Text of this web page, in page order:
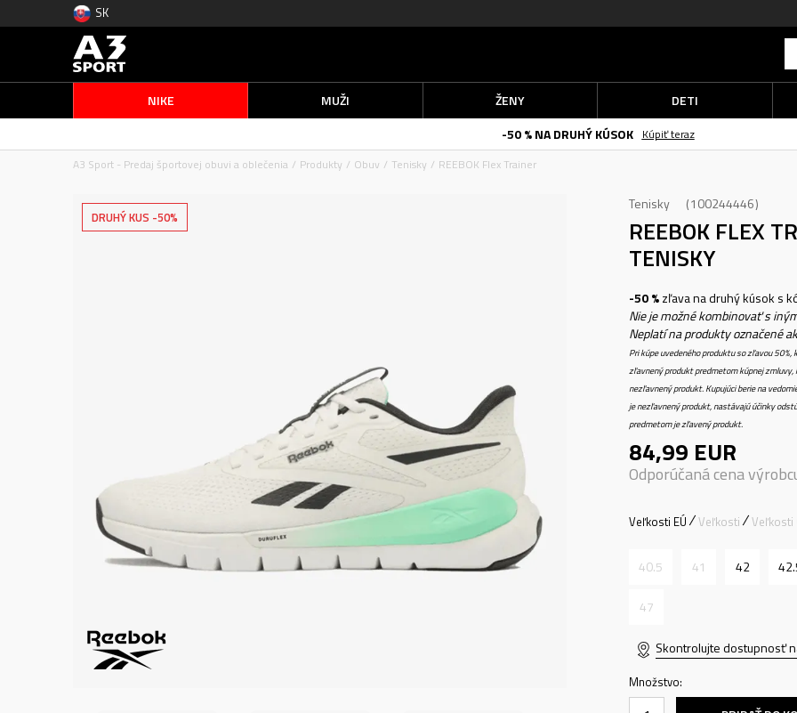
SK
NIKE MUŽI ŽENY DETI
-50 % NA DRUHÝ KÚSOK
Kúpiť teraz
A3 Sport - Predaj športovej obuvi a oblečenia
Produkty Obuv Tenisky REEBOK Flex Trainer
DRUHÝ KUS -50%
Tenisky 100244446
REEBOK FLEX
TENISKY
-50 %zľava na druhý kúsok s
Nie je možné kombinovať s
Neplatí na produkty označené
Pri kúpe uvedeného produktu so zľavou
zľavnený produkt predmetom kúpnej
nezľavnený produkt. Kupujúci berie na
je nezľavnený produkt, nastávajú účinky
predmetom je zľavený produkt.
84,99 EUR
Odporúčaná cena
Veľkosti EÚ Veľkosti Veľkosti
40.5 41 42
47
Skontrolujte dostupnosť
Množstvo: